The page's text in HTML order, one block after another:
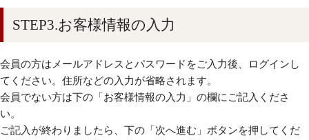
STEP3.お客様情報の入力
会員の方はメールアドレスとパスワードをご入力後、ログインし
てください。住所などの入力が省略されます。
会員でない方は下の「お客様情報の入力」の欄にご記入くださ
い。
ご記入が終わりましたら、下の「次へ進む」ボタンを押してくだ